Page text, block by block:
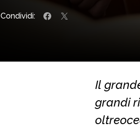
Condividi:
Il
grandi